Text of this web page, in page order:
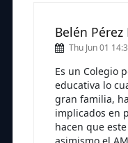
Belén Pérez
Thu Jun 01
Es un Colegio
educativa lo
gran familia,
implicados en
hacen que